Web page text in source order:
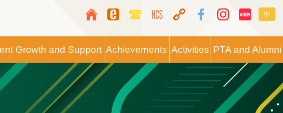
Top
Media
Icon
Button
中
Growth and Support Achievements Activities PTA and Alumni